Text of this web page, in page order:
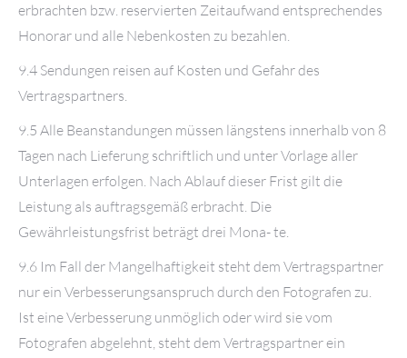
erbrachten bzw. reservierten Zeitaufwand entsprechendes
Honorar und alle Nebenkosten zu bezahlen.
9.4 Sendungen reisen auf Kosten und Gefahr des
Vertragspartners.
9.5 Alle Beanstandungen müssen längstens innerhalb von 8
Tagen nach Lieferung schriftlich und unter Vorlage aller
Unterlagen erfolgen. Nach Ablauf dieser Frist gilt die
Leistung als auftragsgemäß erbracht. Die
Gewährleistungsfrist beträgt drei Mona- te.
9.6 Im Fall der Mangelhaftigkeit steht dem Vertragspartner
nur ein Verbesserungsanspruch durch den Fotografen zu.
Ist eine Verbesserung unmöglich oder wird sie vom
Fotografen abgelehnt, steht dem Vertragspartner ein